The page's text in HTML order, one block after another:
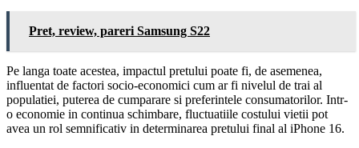
Pret, review, pareri Samsung S22
Pe langa toate acestea, impactul pretului poate fi, de asemenea,
influentat de factori socio-economici cum ar fi nivelul de trai al
populatiei, puterea de cumparare si preferintele consumatorilor. Intr-
o economie in continua schimbare, fluctuatiile costului vietii pot
avea un rol semnificativ in determinarea pretului final al iPhone 16.